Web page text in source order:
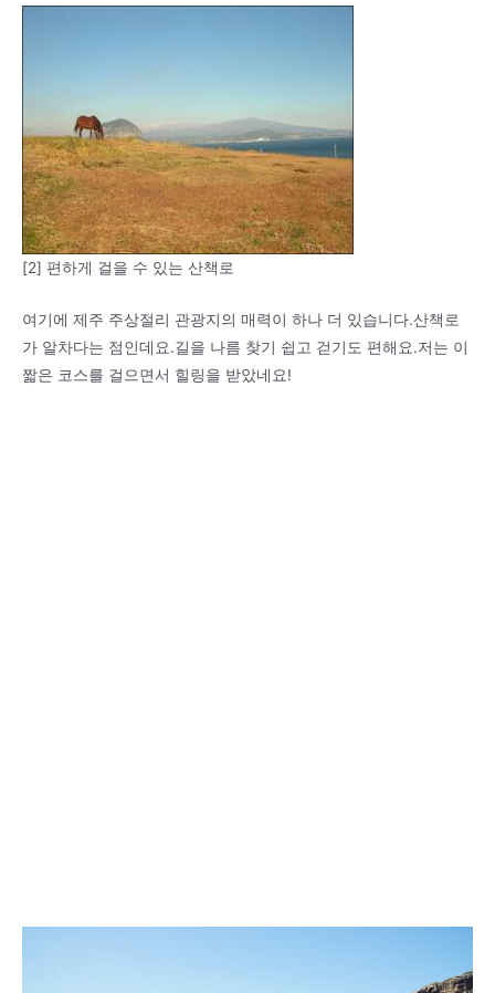
[2] 편하게 걸을 수 있는 산책로
여기에 제주 주상절리 관광지의 매력이 하나 더 있습니다.산책로
가 알차다는 점인데요.길을 나름 찾기 쉽고 걷기도 편해요.저는 이
짧은 코스를 걸으면서 힐링을 받았네요!